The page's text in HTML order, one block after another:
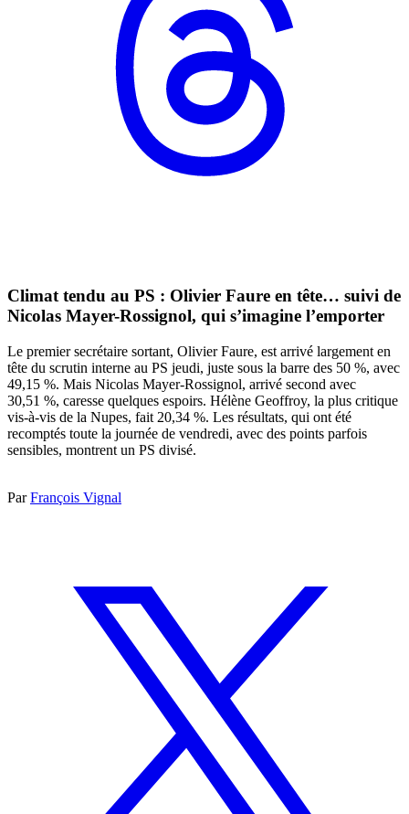
Climat tendu au PS : Olivier Faure en tête… suivi de
Nicolas Mayer-Rossignol, qui s’imagine l’emporter
Le premier secrétaire sortant, Olivier Faure, est arrivé largement en
tête du scrutin interne au PS jeudi, juste sous la barre des 50 %, avec
49,15 %. Mais Nicolas Mayer-Rossignol, arrivé second avec
30,51 %, caresse quelques espoirs. Hélène Geoffroy, la plus critique
vis-à-vis de la Nupes, fait 20,34 %. Les résultats, qui ont été
recomptés toute la journée de vendredi, avec des points parfois
sensibles, montrent un PS divisé.
ParFrançois Vignal